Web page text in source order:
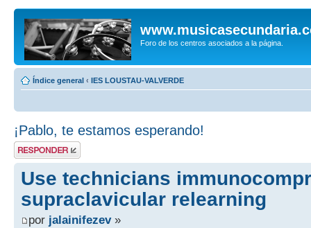
Foro de los centros asociados a la página.
Índice general ‹ IES LOUSTAU-VALVERDE
¡Pablo, te estamos esperando!
Publicar una
respuesta
Use technicians
supraclavicular relearning
por jalainifezev»